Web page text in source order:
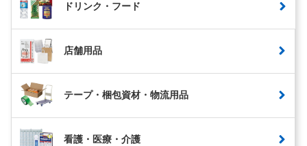
ドリンク・フード
店舗用品
テープ・梱包資材・物流用品
看護・医療・介護